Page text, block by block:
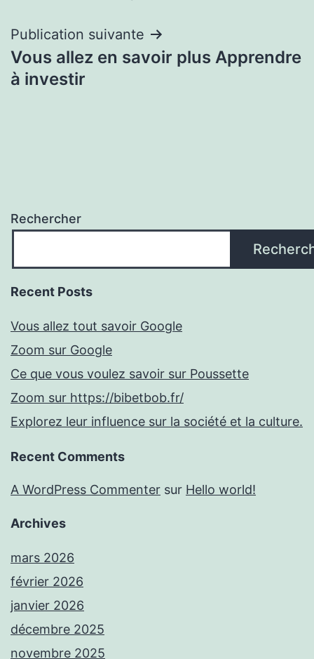
Publication suivante
Vous allez en savoir plus Apprendre
à investir
Rechercher
Recent Posts
Vous allez tout savoir Google
Zoom sur Google
Ce que vous voulez savoir sur Poussette
Zoom sur https://bibetbob.fr/
Explorez leur influence sur la société et la culture.
Recent Comments
A WordPress Commenter sur Hello world!
Archives
mars 2026
février 2026
janvier 2026
décembre 2025
novembre 2025